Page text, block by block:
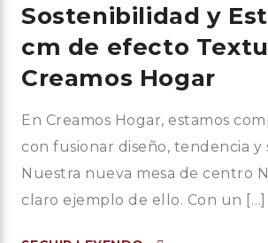
Sostenibilidad y
cm de efecto
Creamos Hogar
En Creamos Hogar, estamos
con fusionar diseño, tendencia y
Nuestra nueva mesa de centro
claro ejemplo de ello. Con un […]